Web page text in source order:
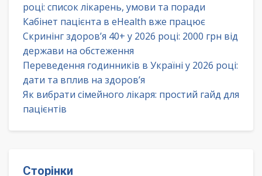
році: список лікарень, умови та поради
Кабінет пацієнта в eHealth вже працює
Скринінг здоров’я 40+ у 2026 році: 2000 грн від
держави на обстеження
Переведення годинників в Україні у 2026 році:
дати та вплив на здоров’я
Як вибрати сімейного лікаря: простий гайд для
пацієнтів
Сторінки